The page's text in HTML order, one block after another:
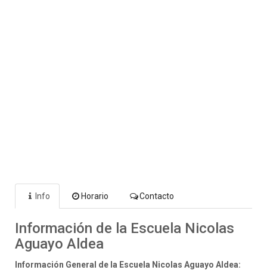
Info Horario Contacto
Información de la Escuela Nicolas
Aguayo Aldea
Información General de la Escuela Nicolas Aguayo Aldea: